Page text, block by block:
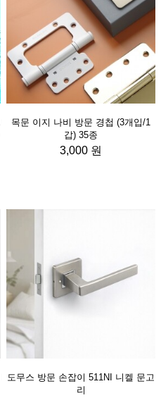
목문 이지 나비 방문 경첩 (3개입/1
갑) 35종
3,000 원
도무스 방문 손잡이 511NI 니켈 문고
리